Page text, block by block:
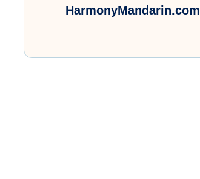
HarmonyMandarin.com